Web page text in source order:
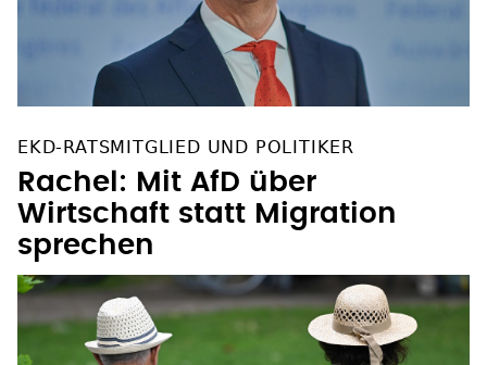
EKD-RATSMITGLIED UND POLITIKER
Rachel: Mit AfD über
Wirtschaft statt Migration
sprechen